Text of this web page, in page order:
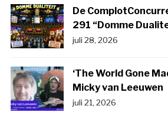
De
291 “Domme
juli 28, 2026
‘The World Gone
Micky van Leeuwen
juli 21, 2026